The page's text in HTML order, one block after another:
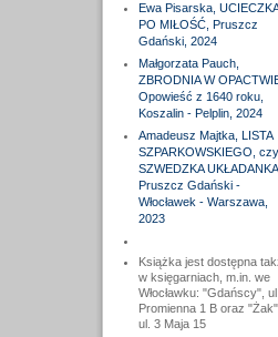
Ewa Pisarska, UCIECZKA
PO MIŁOŚĆ, Pruszcz
Gdański, 2024
Małgorzata Pauch,
ZBRODNIA W
Opowieść z 1640 roku,
Koszalin - Pelplin, 2024
Amadeusz Majtka, LISTA
SZPARKOWSKIEGO,
SZWEDZKA UKŁADANKA,
Pruszcz Gdański -
Włocławek - Warszawa,
2023
Książka jest dostępna
w księgarniach, m.in. we
Włocławku: "Gdańscy", ul.
Promienna 1 B oraz "Żak",
ul. 3 Maja 15